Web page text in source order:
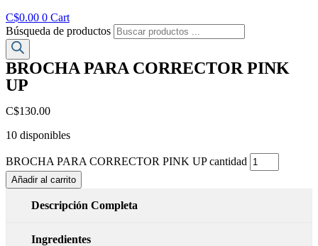
C$0.00 0 Cart
Búsqueda de productos
BROCHA PARA CORRECTOR PINK
UP
C$130.00
10 disponibles
BROCHA PARA CORRECTOR PINK UP cantidad
Añadir al carrito
Descripción Completa
Ingredientes